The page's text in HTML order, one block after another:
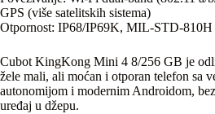
GPS (više satelitskih sistema)
Otpornost: IP68/IP69K,
Cubot KingKong Mini 4 8/256 GB je
žele mali, ali moćan i otporan telefon sa
autonomijom i modernim Androidom,
uređaj u džepu.